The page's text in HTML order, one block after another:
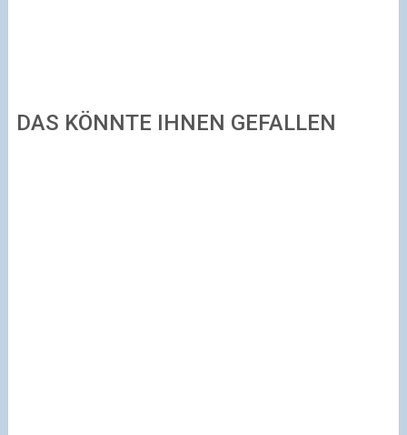
DAS KÖNNTE IHNEN GEFALLEN